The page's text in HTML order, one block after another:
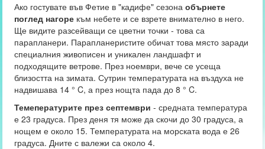
Ако гостувате във Фетие в "кадифе" сезона обърнете
поглед нагоре към небете и се взрете внимателно в него.
Ще видите разсейващи се цветни точки - това са
парапланери. Парапланеристите обичат това място заради
специалния живописен и уникален ландшафт и
подходящите ветрове. През ноември, вече се усеща
близостта на зимата. Сутрин температурата на въздуха не
надвишава 14 ° C, а през нощта пада до 8 ° C.
Темепературите през септември - средната температура
е 23 градуса. През деня тя може да скочи до 30 градуса, а
нощем е около 15. Температурата на морската вода е 26
градуса. Дните с валежи са около 4.